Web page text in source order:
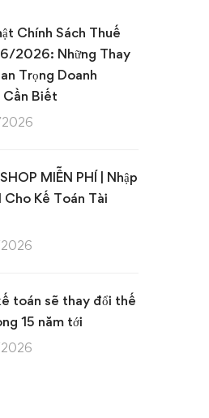
Chính Sách Thuế
2026: Những Thay
Trọng Doanh
Cần Biết
MIỄN PHÍ | Nhập
Cho Kế Toán Tài
toán sẽ thay đổi thế
15 năm tới